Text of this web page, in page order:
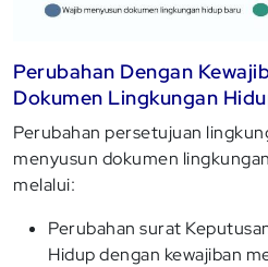
Perubahan Dengan
Dokumen Lingkungan
Perubahan persetujuan
menyusun dokumen
melalui:
Perubahan surat
Hidup dengan kewajiban